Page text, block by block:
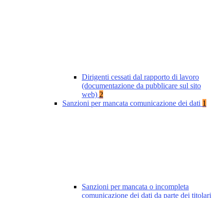
Dirigenti cessati dal rapporto di lavoro
(documentazione da pubblicare sul sito
web) 2
Sanzioni per mancata comunicazione dei dati 1
Sanzioni per mancata o incompleta
comunicazione dei dati da parte dei titolari